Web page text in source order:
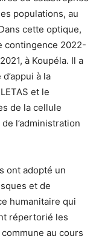
populations, au
cette optique,
contingence 2022-
à Koupéla. Il a
à la
et le
de la cellule
l’administration
ont adopté un
et de
humanitaire qui
répertorié les
au cours